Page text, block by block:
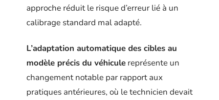
approche réduit le risque d’erreur lié à un
calibrage standard mal adapté.
L’adaptation automatique des cibles au
modèle précis du véhicule représente un
changement notable par rapport aux
pratiques antérieures, où le technicien devait